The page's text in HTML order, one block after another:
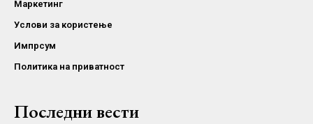
Маркетинг
Услови за користење
Импрсум
Политика на приватност
Последни вести